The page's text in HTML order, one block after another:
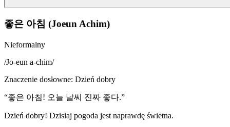
좋은 아침 (Joeun Achim)
Nieformalny
/Jo-eun a-chim/
Znaczenie dosłowne: Dzień dobry
“좋은 아침! 오늘 날씨 진짜 좋다.”
Dzień dobry! Dzisiaj pogoda jest naprawdę świetna.